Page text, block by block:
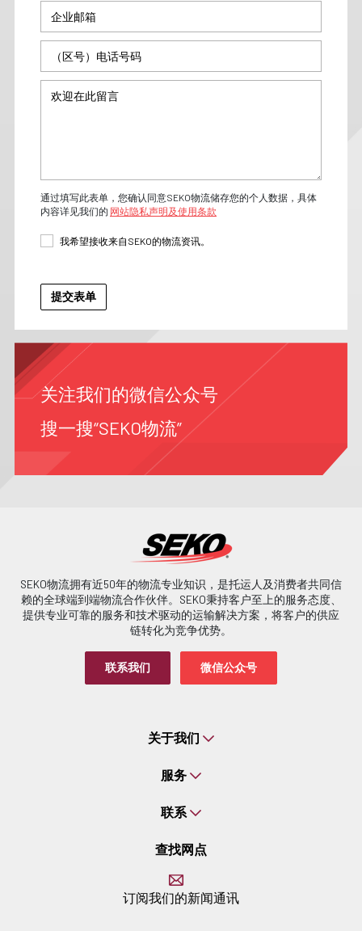
通过填写此表单，您确认同意SEKO物流储存您的个人数据，具体
内容详见我们的 网站隐私声明及使用条款
我希望接收来自SEKO的物流资讯。
关注我们的微信公众号
搜一搜“SEKO物流”
SEKO物流拥有近50年的物流专业知识，是托运人及消费者共同信
赖的全球端到端物流合作伙伴。SEKO秉持客户至上的服务态度、
提供专业可靠的服务和技术驱动的运输解决方案，将客户的供应
链转化为竞争优势。
联系我们 微信公众号
关于我们
服务
联系
查找网点
订阅我们的新闻通讯